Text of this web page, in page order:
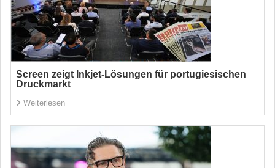
Screen zeigt Inkjet-Lösungen für portugiesischen
Druckmarkt
Weiterlesen